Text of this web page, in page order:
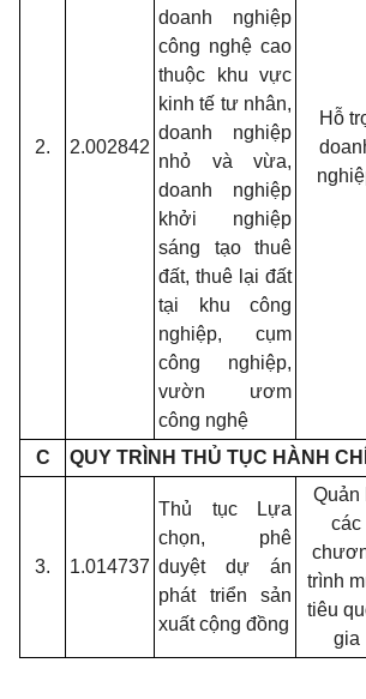
2. 2.002842
doanh nghiệp
công nghệ cao
thuộc khu vực
kinh tế tư nhân,
doanh nghiệp
nhỏ và vừa,
doanh nghiệp
khởi nghiệp
sáng tạo thuê
đất, thuê lại đất
tại khu công
nghiệp, cụm
công nghiệp,
vườn ươm
công nghệ
Hỗ
C QUY TRÌNH THỦ TỤC HÀNH
3. 1.014737
Thủ tục Lựa
chọn, phê
duyệt dự án
phát triển sản
xuất cộng đồng
Quản
các
trình
tiêu
gia